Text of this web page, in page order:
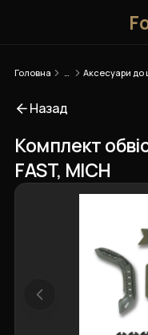
Головна
Назад
Комплект
FAST, MICH